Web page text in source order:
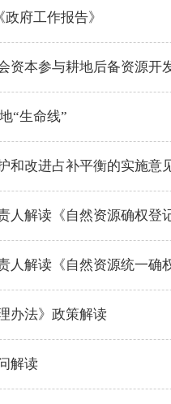
府工作报告》
资本参与耕地后备资源开
“生命线”
和改进占补平衡的实施意
人解读《自然资源确权登
人解读《自然资源统一确
办法》政策解读
解读